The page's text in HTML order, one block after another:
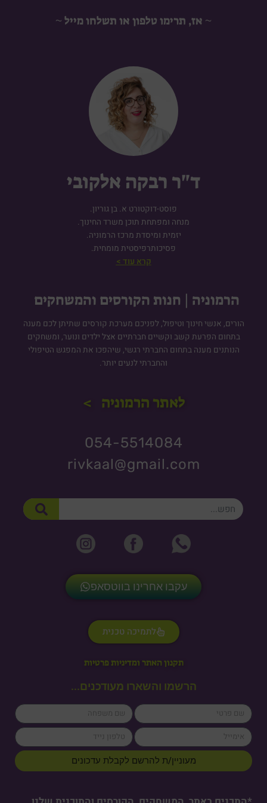
~ אז, תרימו טלפון או תשלחו מייל ~
ד"ר רבקה אלקובי
פוסט-דוקטורט א. בן גוריון.
מנחה ומפתחת תוכן משרד החינוך.
יזמית ומיסדת מרכז הרמוניה.
פסיכותרפיסטית מומחית.
קרא עוד >
הרמוניה | חנות הקורסים והמשחקים
הורים, אנשי חינוך וטיפול, לפניכם מערכת קורסים שתיתן לכם מענה
בתחום הפרעת קשב וקשיים חברתיים אצל ילדים ונוער, ומשחקים
הנותנים מענה בתחום החברתי רגשי, שיהפכו את המפגש הטיפולי
והחברתי לנעים יותר.
לאתר הרמוניה >
054-5514084
rivkaal@gmail.com
חיפוש
עקבו אחרינו בווטסאפ
לתמיכה טכנית
תקנון האתר ומדיניות פרטיות
הרשמו והשארו מעודכנים...
firstName
lastName
email
cellPhone
מעוניין/ת להרשם לקבלת עדכונים